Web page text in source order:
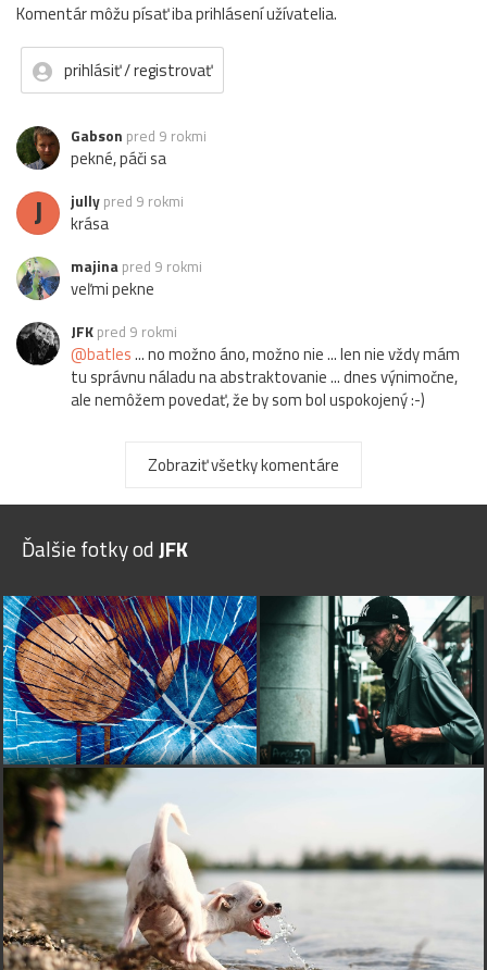
Komentár môžu písať iba prihlásení užívatelia.
prihlásiť / registrovať
Gabson pred 9 rokmi
pekné, páči sa
J jully pred 9 rokmi
krása
majina pred 9 rokmi
veľmi pekne
JFK pred 9 rokmi
@batles... no možno áno, možno nie ... len nie vždy mám
tu správnu náladu na abstraktovanie ... dnes výnimočne,
ale nemôžem povedať, že by som bol uspokojený :-)
V tomto si majster!!Zobraziť všetky komentáre
Ďalšie fotky odJFK